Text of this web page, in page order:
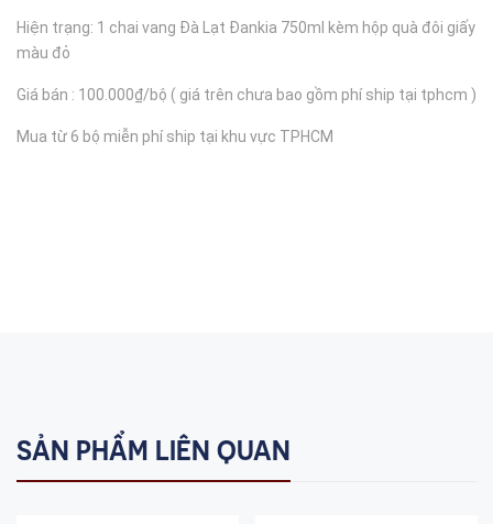
Hiện trạng: 1 chai vang Đà Lạt Đankia 750ml kèm hộp quà đôi giấy
màu đỏ
Giá bán : 100.000₫/bộ ( giá trên chưa bao gồm phí ship tại tphcm )
Mua từ 6 bộ miễn phí ship tại khu vực TPHCM
SẢN PHẨM LIÊN QUAN